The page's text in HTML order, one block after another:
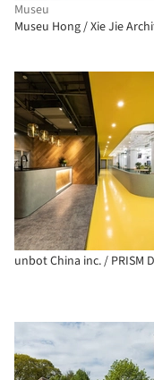
Museu
Museu Hong / Xie Jie
unbot China inc. / PRISM